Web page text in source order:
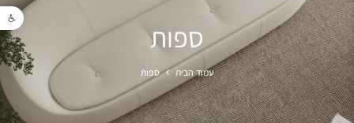
פתח
ספות
עמוד הבית ספות